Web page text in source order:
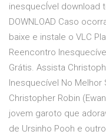
inesquecÍvel download
DOWNLOAD Caso
baixe e instale o VLC
Reencontro
Grátis. Assista
Inesquecível No
Christopher Robin
jovem garoto que
de Ursinho Pooh e